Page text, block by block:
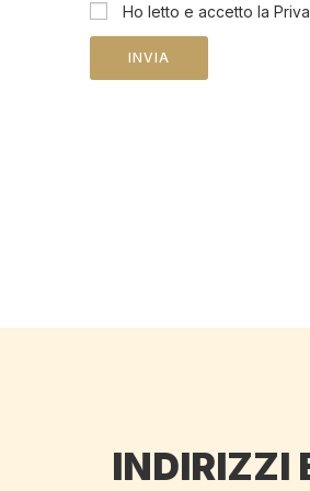
Ho letto e accetto la
INVIA
INDIRIZZI